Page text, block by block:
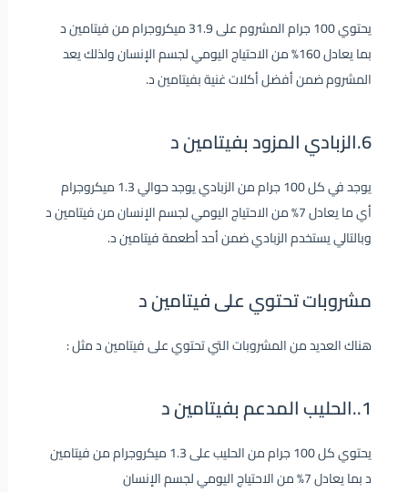
يحتوي 100 جرام المشروم على 31.9 ميكروجرام من فيتامين د
بما يعادل 160% من الاحتياج اليومي لجسم الإنسان ولذلك يعد
المشروم ضمن أفضل أكلات غنية بفيتامين د.
6.الزبادي المزود بفيتامين د
يوجد في كل 100 جرام من الزبادي يوجد حوالي 1.3 ميكروجرام
أي ما يعادل 7% من الاحتياج اليومي لجسم الإنسان من فيتامين د
وبالتالي يستخدم الزبادي ضمن أحد أطعمة فيتامين د.
مشروبات تحتوي على فيتامين د
هناك العديد من المشروبات التي تحتوي على فيتامين د مثل :
1..الحليب المدعم بفيتامين د
يحتوي كل 100 جرام من الحليب على 1.3 ميكروجرام من فيتامين
د بما يعادل 7% من الاحتياج اليومي لجسم الإنسان